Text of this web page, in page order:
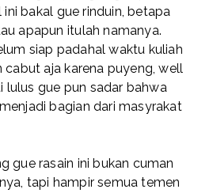
ini bakal gue rinduin, betapa
apapun itulah namanya.
siap padahal waktu kuliah
cabut aja karena puyeng, well
lulus gue pun sadar bahwa
bagian dari masyrakat
gue rasain ini bukan cuman
tapi hampir semua temen